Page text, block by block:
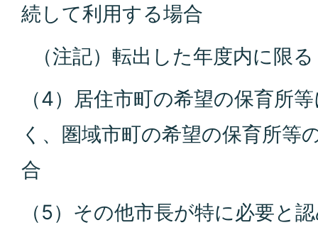
続して利用する場合
（注記）転出した年度内に限る
（4）居住市町の希望の保育所
く、圏域市町の希望の保育所等
合
（5）その他市長が特に必要と